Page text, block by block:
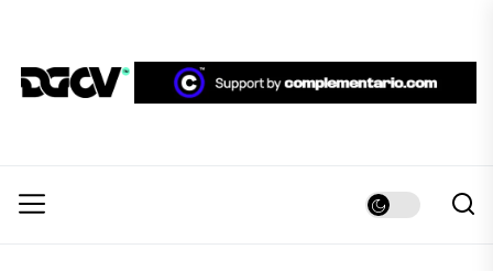
the
content
DGCV™